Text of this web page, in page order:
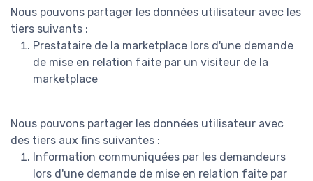
Nous pouvons partager les données utilisateur avec les
tiers suivants :
Prestataire de la marketplace lors d'une demande
de mise en relation faite par un visiteur de la
marketplace
Nous pouvons partager les données utilisateur avec
des tiers aux fins suivantes :
Information communiquées par les demandeurs
lors d'une demande de mise en relation faite par